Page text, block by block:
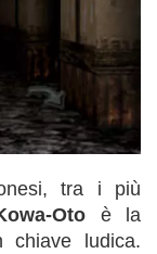
tra i più
Oto è la
chiave ludica.